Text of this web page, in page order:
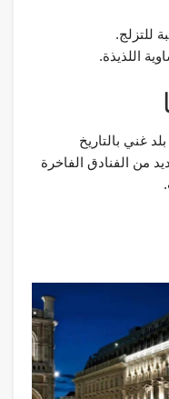
للتزلج.
اللذيذة.
غني بالتاريخ
من الفنادق الفاخرة